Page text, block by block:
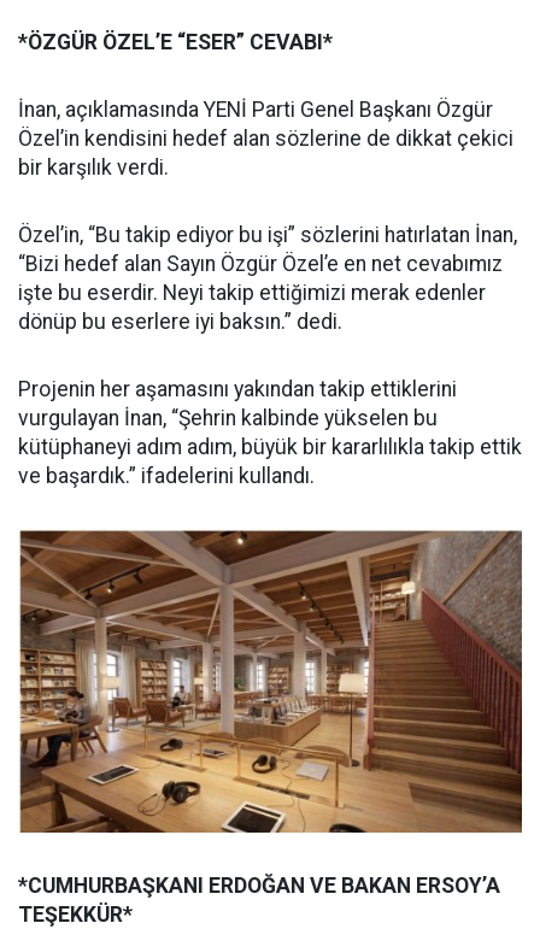
*ÖZGÜR ÖZEL’E “ESER” CEVABI*
İnan, açıklamasında YENİ Parti Genel Başkanı Özgür
Özel’in kendisini hedef alan sözlerine de dikkat çekici
bir karşılık verdi.
Özel’in, “Bu takip ediyor bu işi” sözlerini hatırlatan İnan,
“Bizi hedef alan Sayın Özgür Özel’e en net cevabımız
işte bu eserdir. Neyi takip ettiğimizi merak edenler
dönüp bu eserlere iyi baksın.” dedi.
Projenin her aşamasını yakından takip ettiklerini
vurgulayan İnan, “Şehrin kalbinde yükselen bu
kütüphaneyi adım adım, büyük bir kararlılıkla takip ettik
ve başardık.” ifadelerini kullandı.
*CUMHURBAŞKANI ERDOĞAN VE BAKAN ERSOY’A
TEŞEKKÜR*